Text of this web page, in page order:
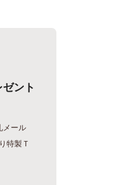
ント
メール
特製Ｔ